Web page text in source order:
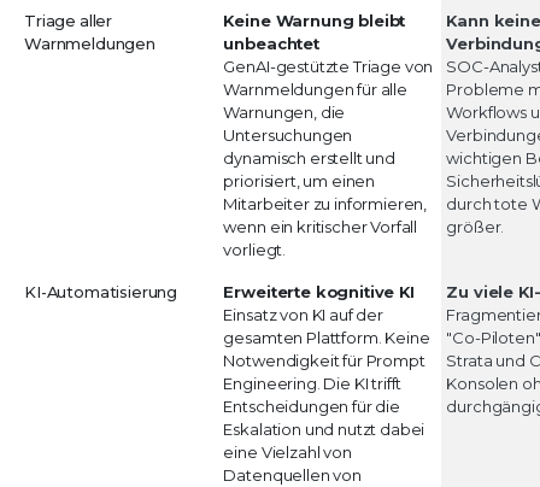
Triage aller
Warnmeldungen
Keine Warnung bleibt
unbeachtet
GenAI-gestützte Triage von
Warnmeldungen für alle
Warnungen, die
Untersuchungen
dynamisch erstellt und
priorisiert, um einen
Mitarbeiter zu informieren,
wenn ein kritischer Vorfall
vorliegt.
Kann keine
SOC-
Probleme
Workflows
wichtigen
durch tote
größer.
KI-Automatisierung
Erweiterte kognitive KI
Einsatz von KI auf der
gesamten Plattform. Keine
Notwendigkeit für Prompt
Engineering. Die KI trifft
Entscheidungen für die
Eskalation und nutzt dabei
eine Vielzahl von
Datenquellen von
Zu viele
"Co-
Strata und
Konsolen